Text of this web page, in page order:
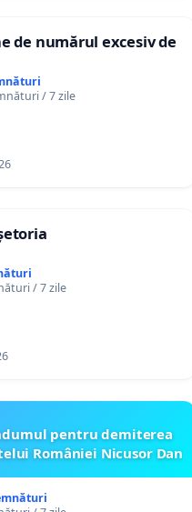
de numărul excesiv de
/ 7 zile
/ 7 zile
pentru demiterea
României Nicusor Dan